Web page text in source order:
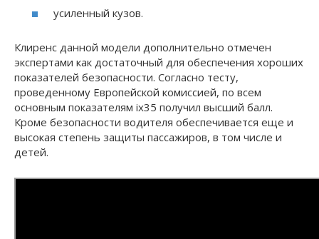
усиленный кузов.
Клиренс данной модели дополнительно отмечен
экспертами как достаточный для обеспечения хороших
показателей безопасности. Согласно тесту,
проведенному Европейской комиссией, по всем
основным показателям ix35 получил высший балл.
Кроме безопасности водителя обеспечивается еще и
высокая степень защиты пассажиров, в том числе и
детей.